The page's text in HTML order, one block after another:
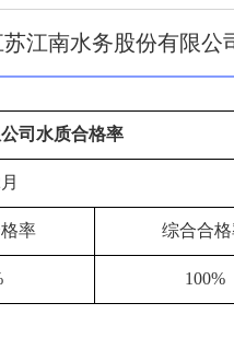
江南水务股份有限公
司水质合格率
月
率 综合合
100%